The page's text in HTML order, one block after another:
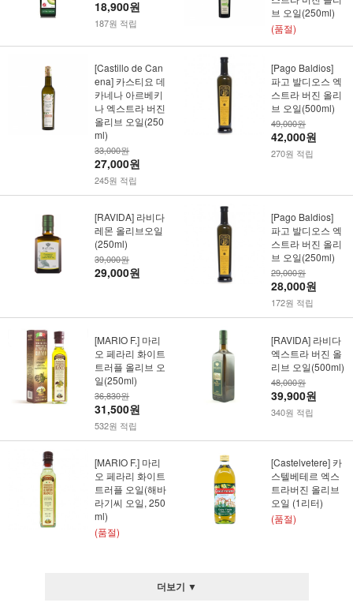
18,900원
187원 적립
브 오일(250ml)
(품절)
[Castillo de Can
ena] 카스티요 데
카네나 아르베키
나 엑스트라 버진
올리브 오일(250
ml)
33,000원
27,000원
245원 적립
[Pago Baldios]
파고 발디오스 엑
스트라 버진 올리
브 오일(500ml)
49,000원
42,000원
270원 적립
[RAVIDA] 라비다
레몬 올리브오일
(250ml)
39,000원
29,000원
[Pago Baldios]
파고 발디오스 엑
스트라 버진 올리
브 오일(250ml)
29,000원
28,000원
172원 적립
[MARIO F.] 마리
오 페라리 화이트
트러플 올리브 오
일(250ml)
36,830원
31,500원
532원 적립
[RAVIDA] 라비다
엑스트라 버진 올
리브 오일(500ml)
48,000원
39,900원
340원 적립
[MARIO F.] 마리
오 페라리 화이트
트러플 오일(해바
라기씨 오일, 250
ml)
(품절)
[Castelvetere] 카
스텔베테르 엑스
트라버진 올리브
오일 (1리터)
(품절)
더보기 ▼